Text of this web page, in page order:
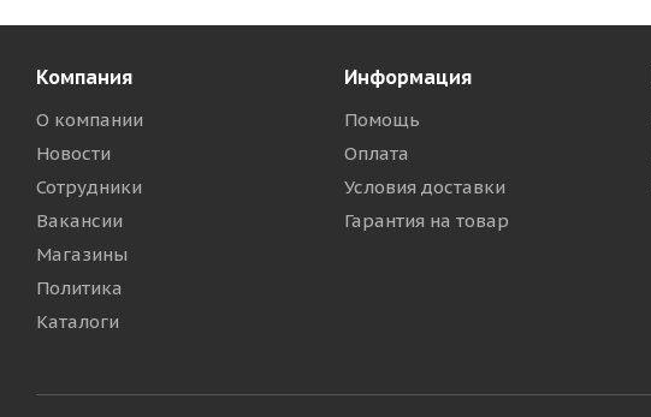
Компания
О компании
Новости
Сотрудники
Вакансии
Магазины
Политика
Каталоги
Информация
Помощь
Оплата
Условия доставки
Гарантия на товар